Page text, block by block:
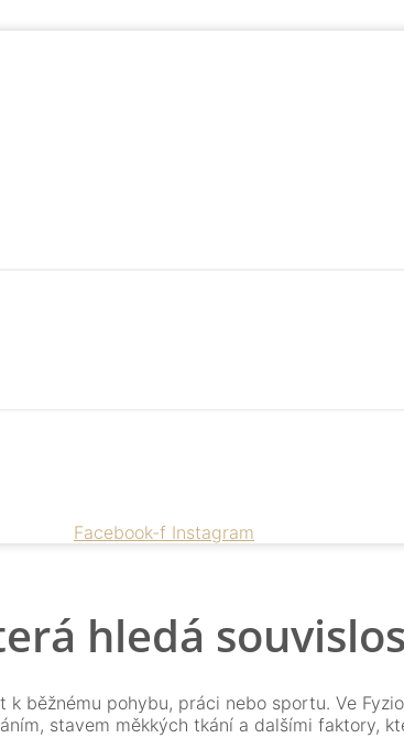
Facebook-f Instagram
hledá
k běžnému pohybu, práci nebo sportu. Ve
stavem měkkých tkání a dalšími faktory,